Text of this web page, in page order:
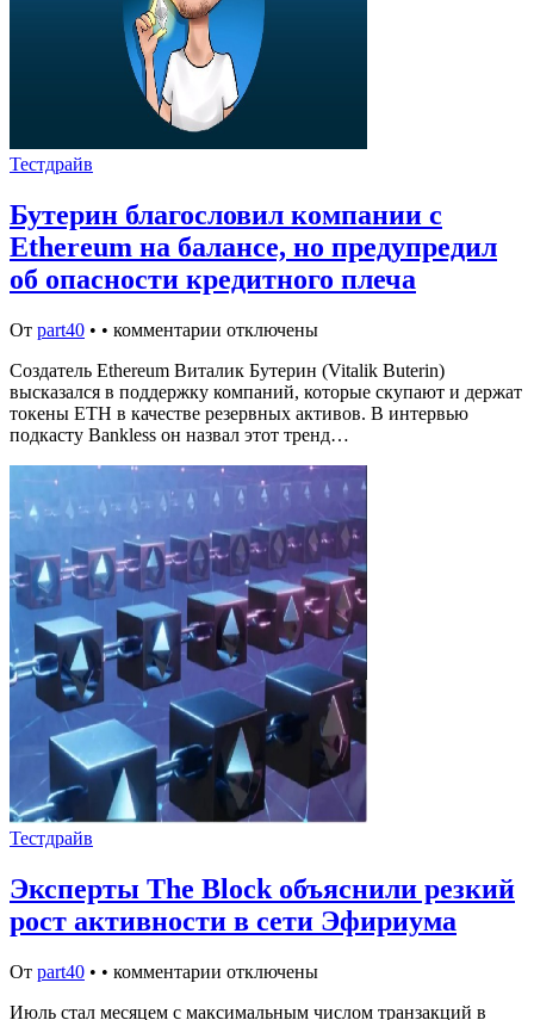
Тестдрайв
Бутерин благословил компании с
Ethereum на балансе, но предупредил
об опасности кредитного плеча
От part40 • • комментарии отключены
Создатель Ethereum Виталик Бутерин (Vitalik Buterin)
высказался в поддержку компаний, которые скупают и держат
токены ETH в качестве резервных активов. В интервью
подкасту Bankless он назвал этот тренд…
Тестдрайв
Эксперты The Block объяснили резкий
рост активности в сети Эфириума
От part40 • • комментарии отключены
Июль стал месяцем с максимальным числом транзакций в